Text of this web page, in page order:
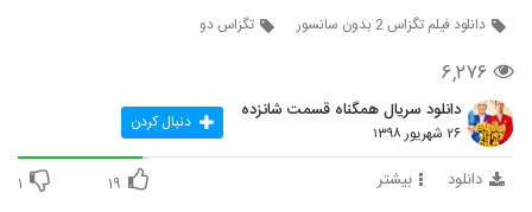
دانلود فیلم تگزاس 2 بدون سانسور
تگزاس دو
۶,۲۷۶
دانلود سریال همگناه قسمت شانزده
۲۶ شهریور ۱۳۹۸ دنبال کردن
دانلود بیشتر ۱۹ ۱